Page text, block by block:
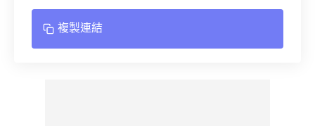
複製連結